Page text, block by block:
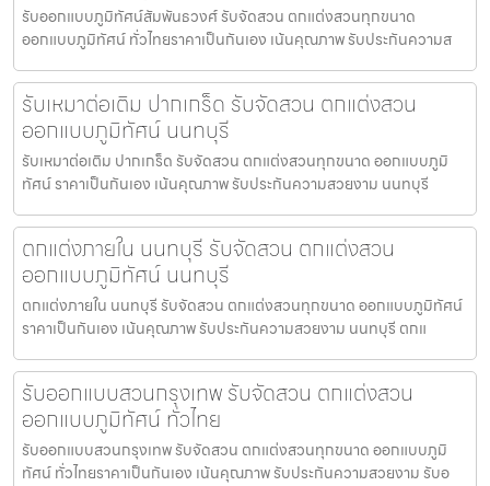
รับออกแบบภูมิทัศน์สัมพันธวงศ์ รับจัดสวน ตกแต่งสวนทุกขนาด
ออกแบบภูมิทัศน์ ทั่วไทยราคาเป็นกันเอง เน้นคุณภาพ รับประกันความส
รับเหมาต่อเติม ปากเกร็ด รับจัดสวน ตกแต่งสวน
ออกแบบภูมิทัศน์ นนทบุรี
รับเหมาต่อเติม ปากเกร็ด รับจัดสวน ตกแต่งสวนทุกขนาด ออกแบบภูมิ
ทัศน์ ราคาเป็นกันเอง เน้นคุณภาพ รับประกันความสวยงาม นนทบุรี
ตกแต่งภายใน นนทบุรี รับจัดสวน ตกแต่งสวน
ออกแบบภูมิทัศน์ นนทบุรี
ตกแต่งภายใน นนทบุรี รับจัดสวน ตกแต่งสวนทุกขนาด ออกแบบภูมิทัศน์
ราคาเป็นกันเอง เน้นคุณภาพ รับประกันความสวยงาม นนทบุรี ตกแ
รับออกแบบสวนกรุงเทพ รับจัดสวน ตกแต่งสวน
ออกแบบภูมิทัศน์ ทั่วไทย
รับออกแบบสวนกรุงเทพ รับจัดสวน ตกแต่งสวนทุกขนาด ออกแบบภูมิ
ทัศน์ ทั่วไทยราคาเป็นกันเอง เน้นคุณภาพ รับประกันความสวยงาม รับอ